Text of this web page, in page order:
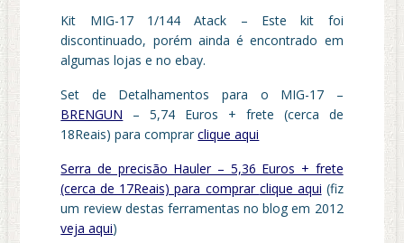
Kit MIG-17 1/144 Atack – Este kit foi
discontinuado, porém ainda é encontrado em
algumas lojas e no ebay.
Set de Detalhamentos para o MIG-17 –
BRENGUN – 5,74 Euros + frete (cerca de
18Reais) para comprarclique aqui
Serra de precisão Hauler – 5,36 Euros + frete
(cerca de 17Reais) para comprar clique aqui (fiz
um review destas ferramentas no blog em 2012
veja aqui)